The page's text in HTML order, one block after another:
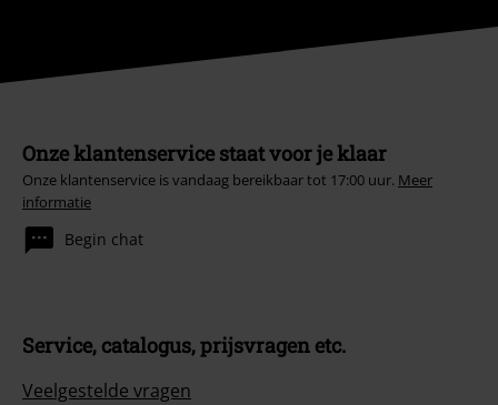
Onze klantenservice staat voor je klaar
Onze klantenservice is vandaag bereikbaar tot 17:00 uur. Meer
informatie
Begin chat
Service, catalogus, prijsvragen etc.
Veelgestelde vragen